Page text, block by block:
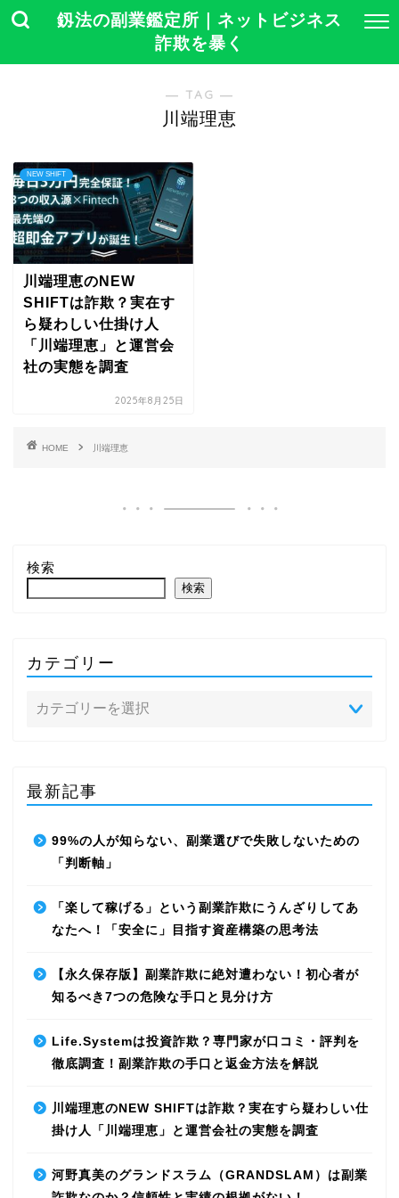
釼法の副業鑑定所｜ネットビジネス
詐欺を暴く
― TAG ―
川端理恵
NEW SHIFT
川端理恵のNEW
SHIFTは詐欺？実在す
ら疑わしい仕掛け人
「川端理恵」と運営会
社の実態を調査
2025年8月25日
HOME 川端理恵
検索
検索
カテゴリー
最新記事
99%の人が知らない、副業選びで失敗しないための
「判断軸」
「楽して稼げる」という副業詐欺にうんざりしてあ
なたへ！「安全に」目指す資産構築の思考法
【永久保存版】副業詐欺に絶対遭わない！初心者が
知るべき7つの危険な手口と見分け方
Life.Systemは投資詐欺？専門家が口コミ・評判を
徹底調査！副業詐欺の手口と返金方法を解説
川端理恵のNEW SHIFTは詐欺？実在すら疑わしい仕
掛け人「川端理恵」と運営会社の実態を調査
河野真美のグランドスラム（GRANDSLAM）は副業